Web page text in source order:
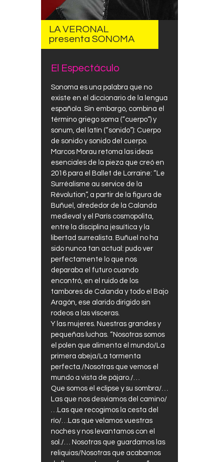
LA VERONAL
presenta SONOMA
El Espectáculo
Sonoma es una palabra que no
existe en el diccionario de la lengua
española. Sin embargo, combina el
término griego soma (“cuerpo”) y
sonum, del latín (“sonido”): Cuerpo
de sonido y sonido del cuerpo.
Marcos Morau retoma las ideas
esenciales de la pieza que creó en
2016 para el Ballet de Lorraine: “Le
Surréalisme au service de la
Révolution”, a partir de la figura de
Buñuel, alrededor de la Calanda
medieval y el París cosmopolita,
entre la disciplina jesuítica y la
libertad surrealista. Buñuel no ha
sido nunca tan actual: pudo ver
perfectamente lo que nos
deparaba el futuro cuando
encontró, en el ruido de los
tambores de Calanda y todo el Bajo
Aragón, ese alarido dirigido sin
rodeos a las vísceras.
Y las mujeres. Nuestras grandes y
pequeñas luchas. “Nosotras somos
el polen que alimenta el mundo/La
primera abeja/La tormenta
perfecta./Nosotras que vemos el
mundo a vista de pájaro./…
Que somos el eclipse y su sombra/…
Las que nos desviamos del camino/
…Las que recogimos la cesta del
río/…Las que velamos vuestras
noches y nos levantamos con el
sol./… Nosotras que guardamos las
reliquias/Nosotras que acabamos